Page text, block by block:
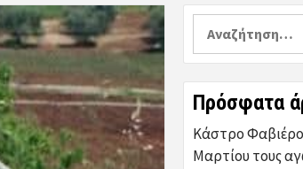
Αναζήτηση
Πρόσφατα
Κάστρο
Μαρτίου τους